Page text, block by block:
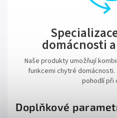
domácnosti
Naše produkty umožňují
funkcemi chytré
pohodlí při
Doplňkové